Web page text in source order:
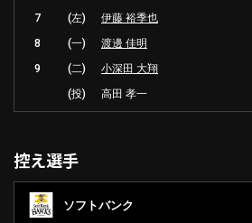
7
(左) 伊藤 裕季也
8
(一) 渡邊 佳明
9
(二) 小深田 大翔
(投)
高田 孝一
控え選手
ソフトバンク